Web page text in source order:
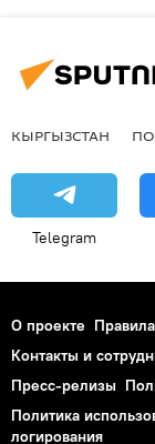
КЫРГЫЗСТАН
Telegram
О проекте
Контакты и
Пресс-релизы
Политика
логирования